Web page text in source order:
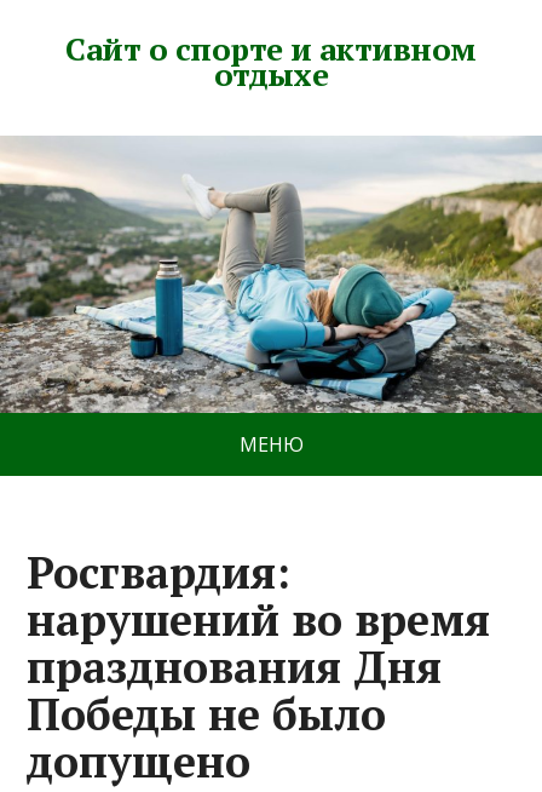
Сайт о спорте и активном
отдыхе
МЕНЮ
Росгвардия:
нарушений во время
празднования Дня
Победы не было
допущено